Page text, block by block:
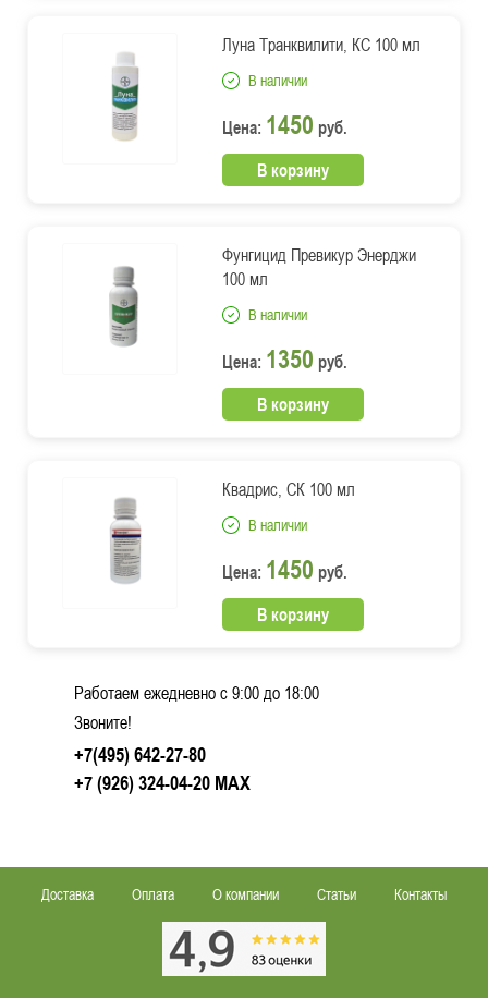
Луна Транквилити, КС 100 мл
В наличии
Цена: 1450 руб.
В корзину
Фунгицид Превикур Энерджи
100 мл
В наличии
Цена: 1350 руб.
В корзину
Квадрис, СК 100 мл
В наличии
Цена: 1450 руб.
В корзину
Работаем ежедневно c 9:00 до 18:00
Звоните!
+7(495) 642-27-80
+7 (926) 324-04-20MAX
Доставка Оплата О компании Статьи Контакты